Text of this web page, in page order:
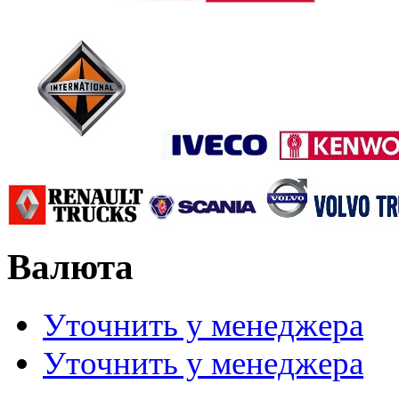
Валюта
Уточнить у менеджера
Уточнить у менеджера